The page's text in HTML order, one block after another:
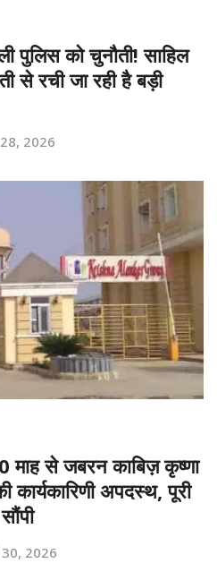
पुलिस को चुनौती! साहिल
से रची जा रही है बड़ी
28, 2026
माह से जबरन काबिज़ कृष्णा
अपदस्थ, पूरी
30, 2026